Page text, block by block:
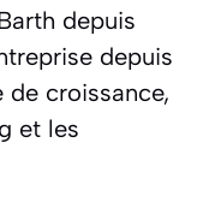
depuis
depuis
croissance,
et les